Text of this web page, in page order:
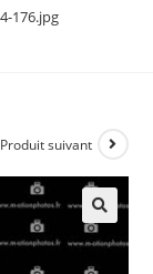
176.jpg
Produit suivant